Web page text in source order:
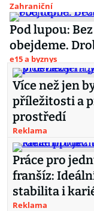
Zahraniční
Pod lupou:
obejdeme.
e15 a byznys
Více než jen
příležitosti a
prostředí
Reklama
Práce pro
franšíz:
stabilita i
Reklama